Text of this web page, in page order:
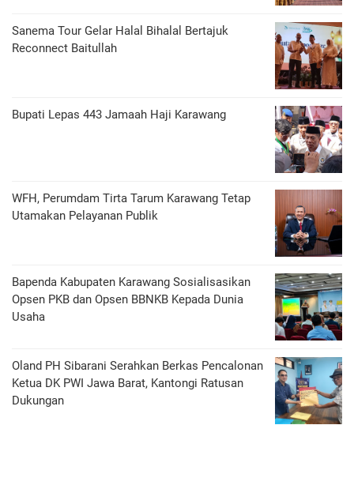
Sanema Tour Gelar Halal Bihalal Bertajuk
Reconnect Baitullah
Bupati Lepas 443 Jamaah Haji Karawang
WFH, Perumdam Tirta Tarum Karawang Tetap
Utamakan Pelayanan Publik
Bapenda Kabupaten Karawang Sosialisasikan
Opsen PKB dan Opsen BBNKB Kepada Dunia
Usaha
Oland PH Sibarani Serahkan Berkas Pencalonan
Ketua DK PWI Jawa Barat, Kantongi Ratusan
Dukungan